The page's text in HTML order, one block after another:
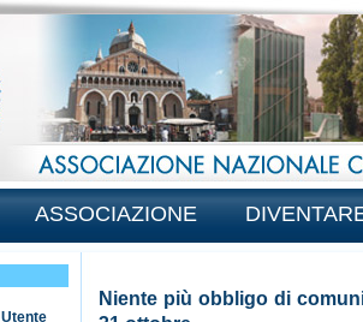
ASSOCIAZIONE
Utente
Niente più obbligo di